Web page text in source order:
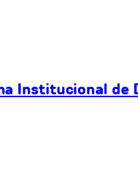
Institucional de